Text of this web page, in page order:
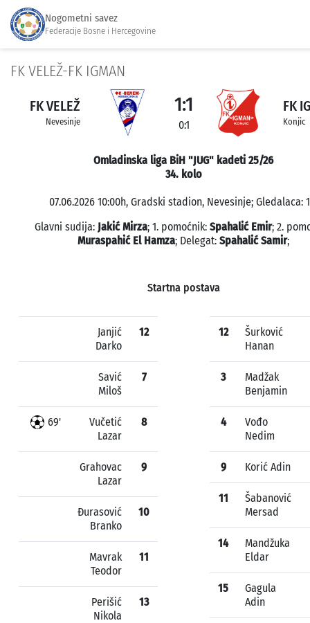
Nogometni savez
Federacije Bosne i Hercegovine
FK VELEŽ-FK IGMAN
FK VELEŽ
Nevesinje
1:1
0:1
FK
Konjic
Omladinska liga BiH "JUG" kadeti 25/26
34. kolo
07.06.2026 10:00h, Gradski stadion, Nevesinje; Gledalaca:
Glavni sudija: Jakić Mirza; 1. pomoćnik: Spahalić Emir; 2.
Muraspahić El Hamza; Delegat: Spahalić Samir;
Startna postava
Janjić
Darko
12
Savić
Miloš
7
69'
Vučetić
Lazar
8
Grahovac
Lazar
9
Đurasović
Branko
10
Mavrak
Teodor
11
Perišić
Nikola
13
12
Šurković
Hanan
3
Madžak
Benjamin
4
Vođo
Nedim
9 Korić Adin
11
Šabanović
Mersad
14
Mandžuka
Eldar
15
Gagula
Adin